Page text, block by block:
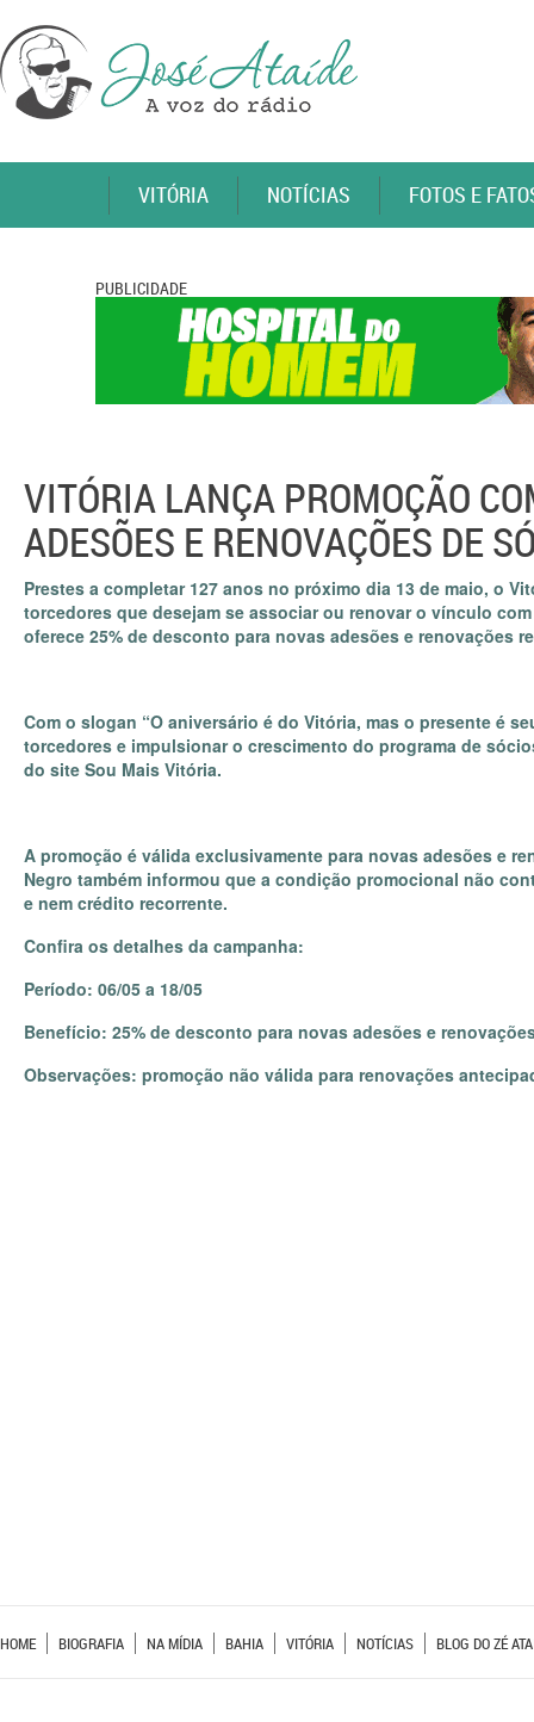
VITÓRIA NOTÍCIAS FOTOS E
PUBLICIDADE
VITÓRIA LANÇA PROMOÇÃO
ADESÕES E RENOVAÇÕES DE
Prestes a completar 127 anos no próximo dia 13 de maio, o
torcedores que desejam se associar ou renovar o vínculo
oferece 25% de desconto para novas adesões e renovações
Com o slogan “O aniversário é do Vitória, mas o presente é
torcedores e impulsionar o crescimento do programa de
do site Sou Mais Vitória.
A promoção é válida exclusivamente para novas adesões e
Negro também informou que a condição promocional não
e nem crédito recorrente.
Confira os detalhes da campanha:
Período: 06/05 a 18/05
Benefício: 25% de desconto para novas adesões e
Observações: promoção não válida para renovações
HOME BIOGRAFIA NA MÍDIA BAHIA VITÓRIA NOTÍCIAS BLOG DO ZÉ